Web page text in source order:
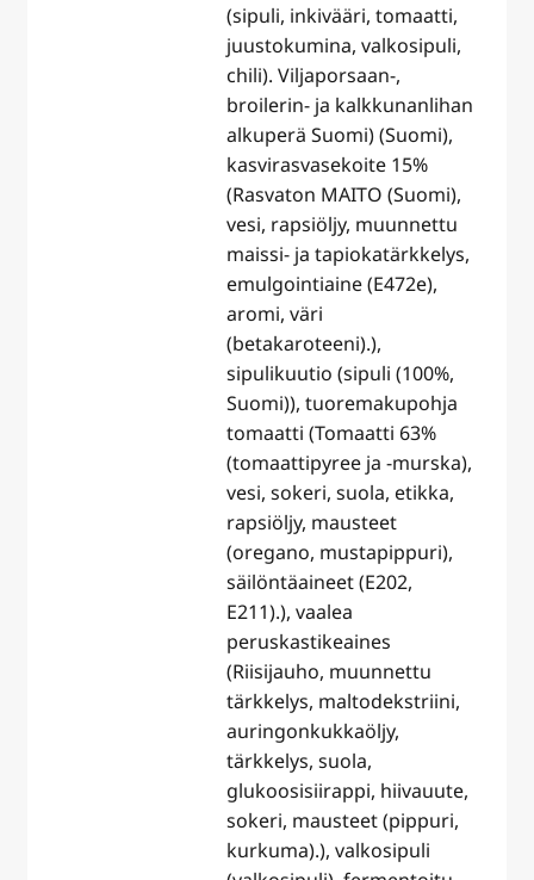
(sipuli, inkivääri, tomaatti,
juustokumina, valkosipuli,
chili). Viljaporsaan-,
broilerin- ja kalkkunanlihan
alkuperä Suomi) (Suomi),
kasvirasvasekoite 15%
(Rasvaton MAITO (Suomi),
vesi, rapsiöljy, muunnettu
maissi- ja tapiokatärkkelys,
emulgointiaine (E472e),
aromi, väri
(betakaroteeni).),
sipulikuutio (sipuli (100%,
Suomi)), tuoremakupohja
tomaatti (Tomaatti 63%
(tomaattipyree ja -murska),
vesi, sokeri, suola, etikka,
rapsiöljy, mausteet
(oregano, mustapippuri),
säilöntäaineet (E202,
E211).), vaalea
peruskastikeaines
(Riisijauho, muunnettu
tärkkelys, maltodekstriini,
auringonkukkaöljy,
tärkkelys, suola,
glukoosisiirappi, hiivauute,
sokeri, mausteet (pippuri,
kurkuma).), valkosipuli